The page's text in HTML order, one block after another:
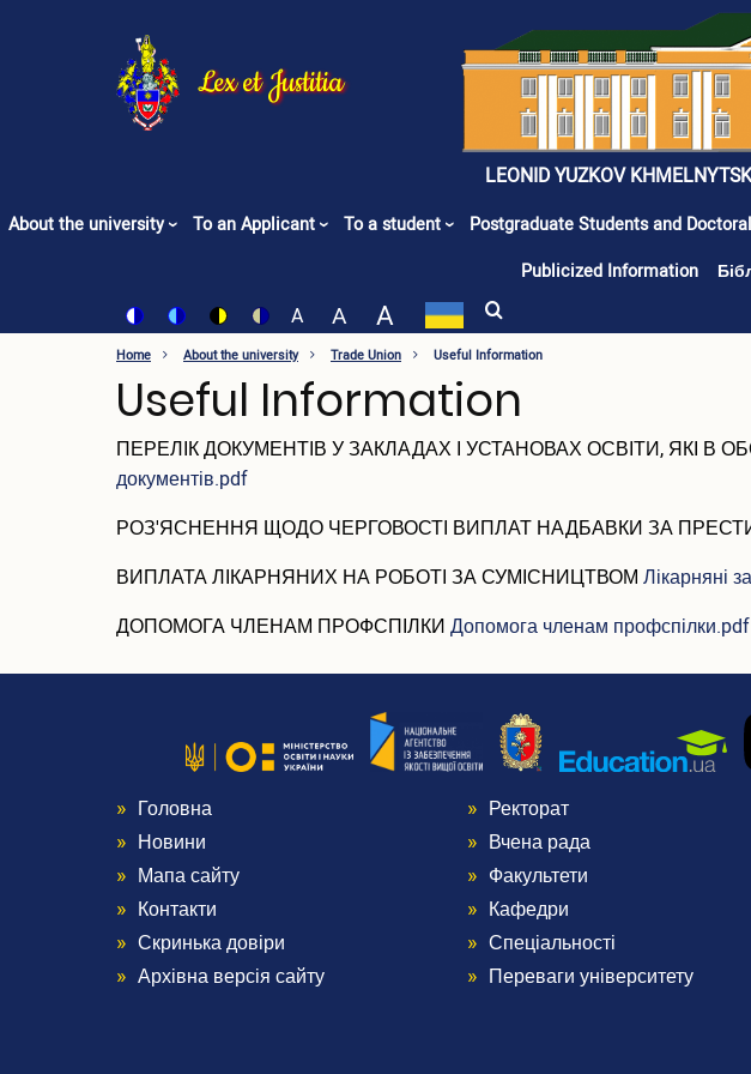
Lex et Justitia
LEONID YUZKOV
About the university To an Applicant To a student Postgraduate Students and
Publicized Information
Switch
to
theme
Switch
to
theme
Switch
to
visibility
theme
Switch
to
theme
ASet font size to 100%
ASet font size to 125%
ASet font size to 150%
Home About the university Trade Union Useful Information
Useful Information
ПЕРЕЛІК ДОКУМЕНТІВ У ЗАКЛАДАХ І УСТАНОВАХ ОСВІТИ, ЯКІ
документів.pdf
РОЗ'ЯСНЕННЯ ЩОДО ЧЕРГОВОСТІ ВИПЛАТ НАДБАВКИ ЗА
ВИПЛАТА ЛІКАРНЯНИХ НА РОБОТІ ЗА СУМІСНИЦТВОМ Лікарняні
ДОПОМОГА ЧЛЕНАМ ПРОФСПІЛКИ Допомога членам профспілки.pdf
Menu
Footer
1
Головна
Новини
Мапа сайту
Контакти
Скринька довіри
Архівна версія сайту
Menu
Footer
2
Ректорат
Вчена рада
Факультети
Кафедри
Спеціальності
Переваги університету